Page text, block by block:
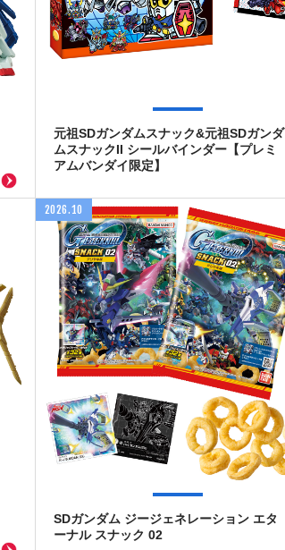
元祖SDガンダムスナック&元祖SDガンダ
ムスナックII シールバインダー【プレミ
アムバンダイ限定】
2026.10
SDガンダム ジージェネレーション エタ
ーナル スナック 02